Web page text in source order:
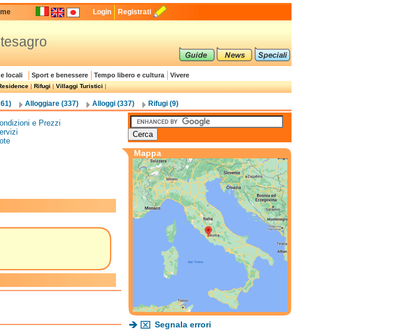
Login Registrati
locali Sport e benessere Tempo libero e cultura Vivere
|Rifugi|Villaggi Turistici|
Alloggiare (337) Alloggi (337) Rifugi (9)
e Prezzi
Mappa
Segnala errori